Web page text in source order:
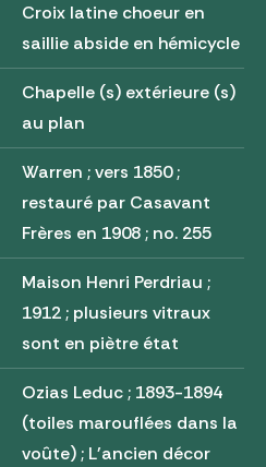
Croix latine choeur en
saillie abside en hémicycle
Chapelle (s) extérieure (s)
au plan
Warren ; vers 1850 ;
restauré par Casavant
Frères en 1908 ; no. 255
Maison Henri Perdriau ;
1912 ; plusieurs vitraux
sont en piètre état
Ozias Leduc ; 1893-1894
(toiles marouflées dans la
voûte) ; L'ancien décor